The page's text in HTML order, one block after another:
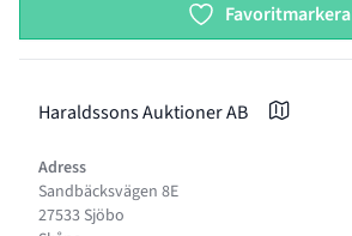
Favoritmarkera
Haraldssons Auktioner AB
Adress
Sandbäcksvägen 8E
27533 Sjöbo